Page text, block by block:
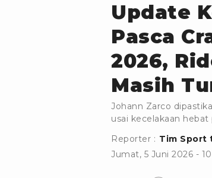
Update
Pasca
2026,
Masih
Johann Zarco
usai kecelakaan
Reporter : Tim Sport
Jumat, 5 Juni 2026 -